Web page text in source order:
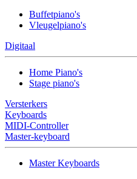
Buffetpiano's
Vleugelpiano's
Digitaal
Home Piano's
Stage piano's
Versterkers
Keyboards
MIDI-Controller
Master-keyboard
Master Keyboards